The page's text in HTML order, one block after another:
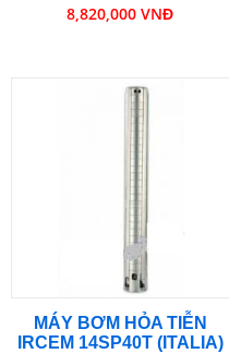
8,820,000 VNĐ
MÁY BƠM HỎA TIỄN
IRCEM 14SP40T (ITALIA)